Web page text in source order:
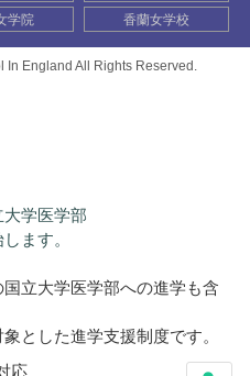
学院 香蘭女学校
In England All Rights Reserved.
学医学部
ます。
立大学医学部への進学も含
とした進学支援制度です。
応